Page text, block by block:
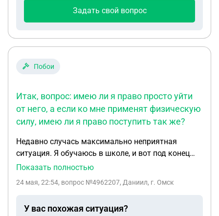
не сможет сама уйти в отпуск по уходу за
ребенком, так как официально самозанятая, а не
Задать свой вопрос
Побои
Итак, вопрос: имею ли я право просто уйти
от него, а если ко мне применят физическую
силу, имею ли я право поступить так же?
Недавно случась максимально неприятная
ситуация. Я обучаюсь в школе, и вот под конец
учебного года мне подкинули подарок: Кто то
бьет негр. Видео было распространено в общем
следующий день ко мне в школе подошел зам.
Показать полностью
24 мая, 22:54, вопрос №4962207, Даниил, г. Омск
У вас похожая ситуация?